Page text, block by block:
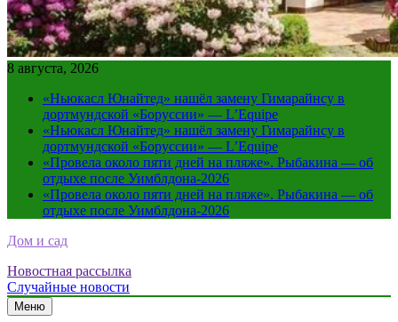
8 августа, 2026
«Ньюкасл Юнайтед» нашёл замену Гимарайнсу в
дортмундской «Боруссии» — L’Equipe
«Ньюкасл Юнайтед» нашёл замену Гимарайнсу в
дортмундской «Боруссии» — L’Equipe
«Провела около пяти дней на пляже». Рыбакина — об
отдыхе после Уимблдона-2026
«Провела около пяти дней на пляже». Рыбакина — об
отдыхе после Уимблдона-2026
Дом и сад
Новостная рассылка
Случайные новости
Меню